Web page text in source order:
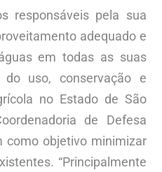
responsáveis pela sua
adequado e
em todas as suas
uso, conservação e
no Estado de São
de Defesa
como objetivo minimizar
“Principalmente